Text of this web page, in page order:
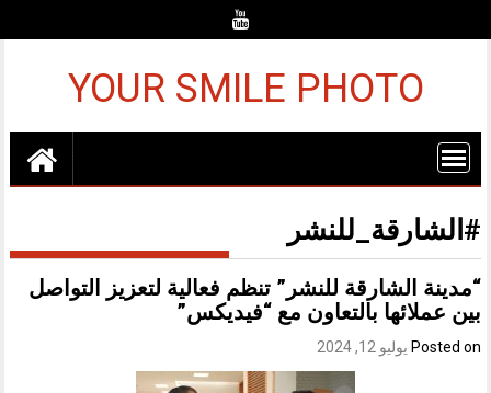
YOUR SMILE PHOTO
#الشارقة_للنشر
“مدينة الشارقة للنشر” تنظم فعالية لتعزيز التواصل
بين عملائها بالتعاون مع “فيديكس”
Posted on يوليو 12, 2024